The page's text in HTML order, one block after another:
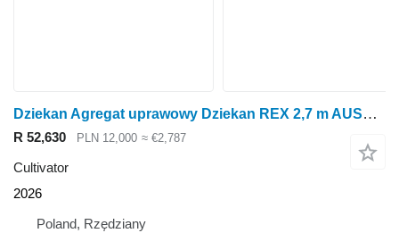
Dziekan Agregat uprawowy Dziekan REX 2,7 m AUSR27H2
R 52,630 PLN 12,000 ≈ €2,787
Cultivator
2026
Poland, Rzędziany